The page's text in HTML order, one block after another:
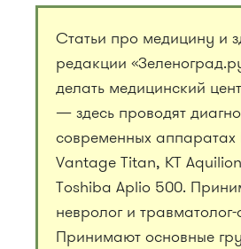
Статьи про медицину и
редакции
делать медицинский
— здесь проводят
современных
Vantage Titan, КТ
Toshiba Aplio 500.
невролог и
Принимают основные